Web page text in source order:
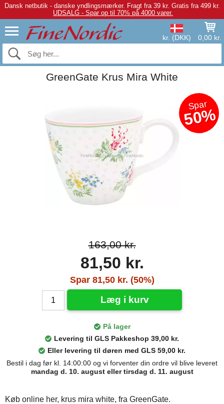
Dansk netbutik - danske yndlingsmærker. Fragt fra 39 kr. Gratis fra 499 kr.
UDSALG - Spar op til 70% på 4000 varer.
kr. (DKK) 0,00 kr.
GreenGate Krus Mira White
Spar
50%
163,00 kr.
81,50 kr.
Spar 81,50 kr. (50%)
Læg i kurv
På lager
Levering til GLS Pakkeshop 39,00 kr.
Eller levering til døren med GLS 59,00 kr.
Bestil i dag før kl. 14:00:00 og vi forventer din ordre vil blive leveret
mandag d. 10. august eller tirsdag d. 11. august
Køb online her, krus mira white, fra GreenGate.